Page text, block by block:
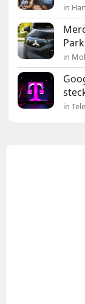
in
in
in